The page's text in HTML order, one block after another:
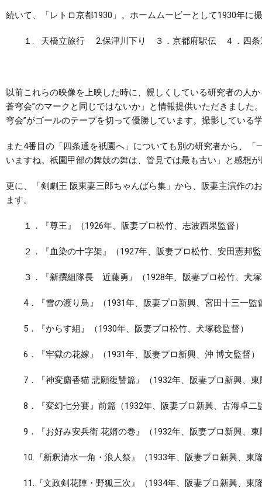
続いて、「レトロ京都1930」。ホームムービーとして1930年に
１. 天橋立旅行 2.保津川下り ３．京都府駅伝 ４．四条
以前これらの映像を上映した時に、親しくしている研究者の人
蒼穹会”のマークと同じではないか」と情報提供いただきまし
穹会”がゴールのテープを切って優勝しています。撮影してい
また4番目の「四条通を祇園へ」についても別の研究者から、
いますね。祇園甲部の舞妓の舞は、管見では最も古い」と感想
更に、「剣劇王 阪東妻三郎ちゃんばら集」から、阪妻主演作の
ます。
１．『尊王』（1926年、阪妻プロ松竹、志波西果監督）
２．『血染の十字架』（1927年、阪妻プロ松竹、安田憲邦
３．『新撰組隊長 近藤勇』（1928年、阪妻プロ松竹、犬塚
4．『雪の渡り鳥』（1931年、阪妻プロ新興、宮田十三一監
5．『からす組』（1930年、阪妻プロ松竹、犬塚稔監督）
6．『牢獄の花嫁』（1931年、阪妻プロ新興、沖 博文監督）
7．『神変麝香猫 悲願復讐篇』（1932年、阪妻プロ新興、東
8．『変幻七分賽』前篇（1932年、阪妻プロ新興、古海卓二
9．『お好み安兵衛 花婿の巻』（1932年、阪妻プロ新興、東
10.『新釈清水一角・浪人祭』（1933年、阪妻プロ新興、東
11.『文政剣花陣・野狐三次』（1934年、阪妻プロ新興、東